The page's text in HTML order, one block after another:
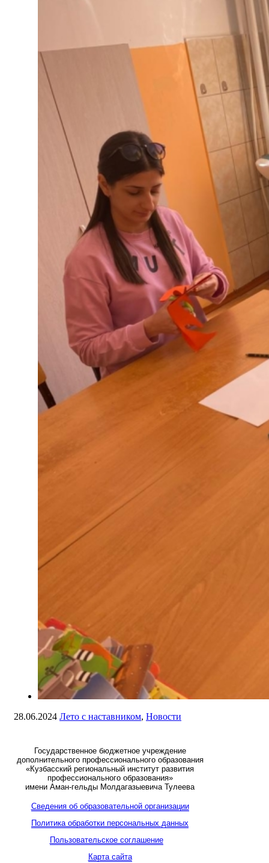
28.06.2024 Лето с наставником, Новости
Государственное бюджетное учреждение
дополнительного профессионального образования
«Кузбасский региональный институт развития
профессионального образования»
имени Аман-гельды Молдагазыевича Тулеева
Сведения об образовательной организации
Политика обработки персональных данных
Пользовательское соглашение
Карта сайта